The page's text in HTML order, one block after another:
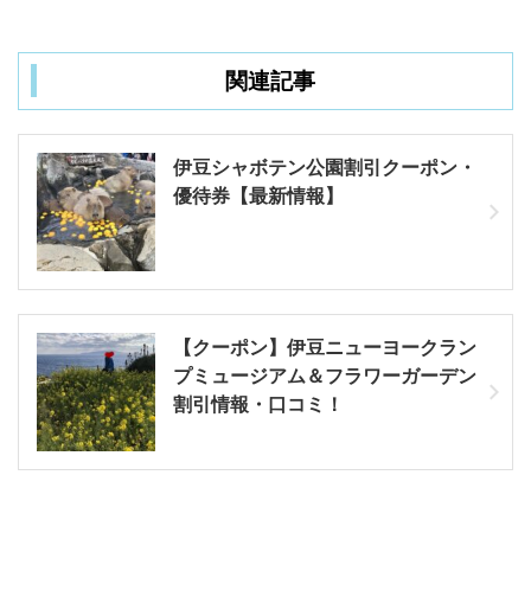
関連記事
伊豆シャボテン公園割引クーポン・
優待券【最新情報】
【クーポン】伊豆ニューヨークラン
プミュージアム＆フラワーガーデン
割引情報・口コミ！